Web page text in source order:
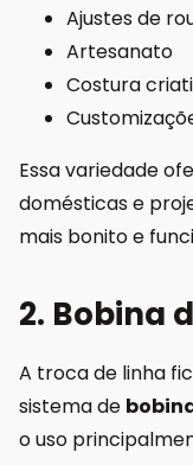
Ajustes de
Artesanato
Costura
Essa variedade
domésticas e
mais bonito e
2. Bobina
A troca de linha
sistema de
o uso